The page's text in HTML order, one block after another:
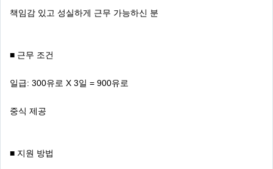
책임감 있고 성실하게 근무 가능하신 분
■ 근무 조건
일급: 300유로 X 3일 = 900유로
중식 제공
■ 지원 방법